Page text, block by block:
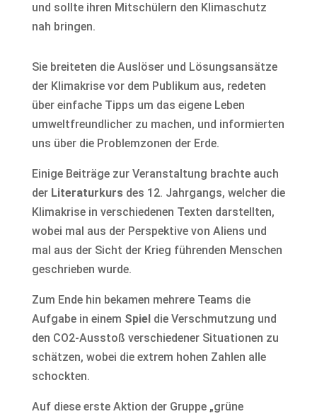
und sollte ihren Mitschülern den Klimaschutz
nah bringen.
Sie breiteten die Auslöser und Lösungsansätze
der Klimakrise vor dem Publikum aus, redeten
über einfache Tipps um das eigene Leben
umweltfreundlicher zu machen, und informierten
uns über die Problemzonen der Erde.
Einige Beiträge zur Veranstaltung brachte auch
der Literaturkursdes 12. Jahrgangs, welcher die
Klimakrise in verschiedenen Texten darstellten,
wobei mal aus der Perspektive von Aliens und
mal aus der Sicht der Krieg führenden Menschen
geschrieben wurde.
Zum Ende hin bekamen mehrere Teams die
Aufgabe in einem Spieldie Verschmutzung und
den CO2-Ausstoß verschiedener Situationen zu
schätzen, wobei die extrem hohen Zahlen alle
schockten.
Auf diese erste Aktion der Gruppe „grüne